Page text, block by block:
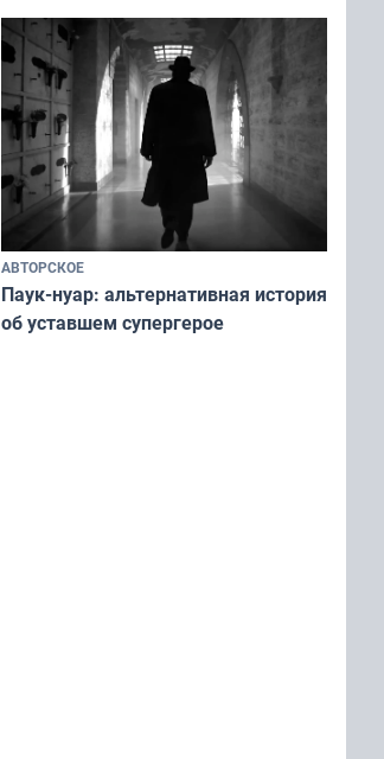
АВТОРСКОЕ
Паук-нуар: альтернативная история
об уставшем супергерое